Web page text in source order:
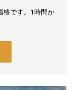
格です。1時間か